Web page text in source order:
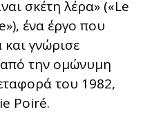
σκέτη λέρα» («Le
ένα έργο που
γνώρισε
από την ομώνυμη
του 1982,
Poiré.